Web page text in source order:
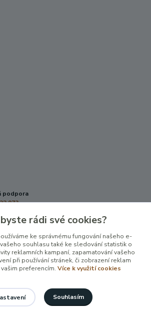
podpora
973
na Eshop-rychle.cz
byste rádi své cookies?
ke správnému fungování našeho e-
souhlasu také ke sledování statistik o
reklamních kampaní, zapamatování vašeho
při používání stránek, či zobrazení reklam
preferencím. Více k využití cookies
Souhlasím